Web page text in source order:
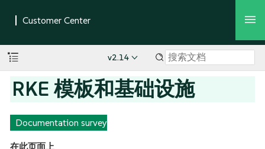
v2.14
RKE 模板和基础设施
Documentation survey
在此页面上